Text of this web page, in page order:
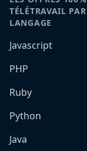
TÉLÉTRAVAIL PAR
LANGAGE
Javascript
PHP
Ruby
Python
Java